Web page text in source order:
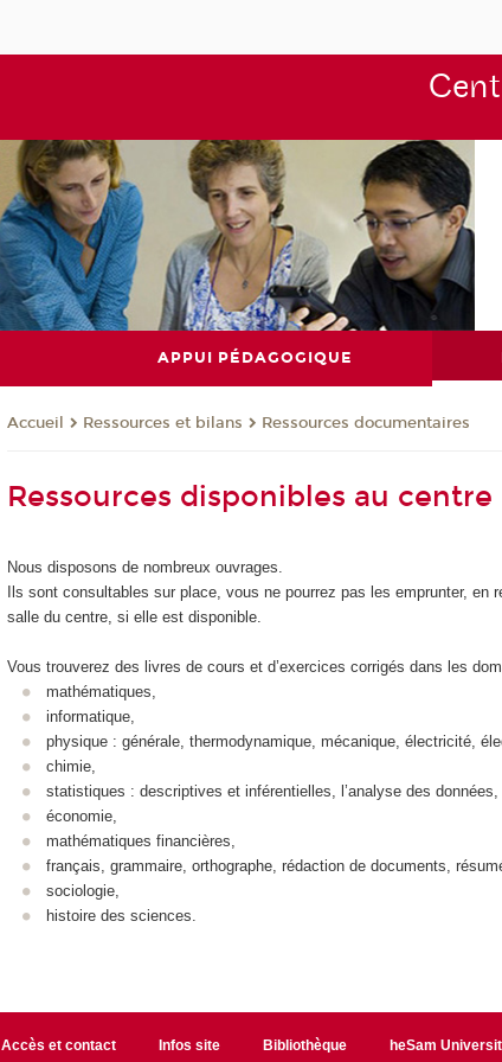
APPUI PÉDAGOGIQUE
Accueil Ressources et bilans Ressources documentaires
Ressources disponibles au centre
Nous disposons de nombreux ouvrages.
Ils sont consultables sur place, vous ne pourrez pas les emprunter, en
salle du centre, si elle est disponible.
Vous trouverez des livres de cours et d’exercices corrigés dans les
mathématiques,
informatique,
physique : générale, thermodynamique, mécanique, électricité,
chimie,
statistiques : descriptives et inférentielles, l’analyse des données,
économie,
mathématiques financières,
français, grammaire, orthographe, rédaction de documents,
sociologie,
histoire des sciences.
Accès et contact Infos site Bibliothèque heSam